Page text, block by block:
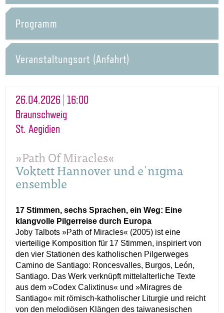
Programm
Veranstaltungsort (Anfahrt)
26.04.2026 | 16:00
Braunschweig
St. Aegidien
»Path Of Miracles«
Voktett Hannover und eˈnɪɡma
ensemble
17 Stimmen, sechs Sprachen, ein Weg: Eine
klangvolle Pilgerreise durch Europa
Joby Talbots »Path of Miracles« (2005) ist eine
vierteilige Komposition für 17 Stimmen, inspiriert von
den vier Stationen des katholischen Pilgerweges
Camino de Santiago: Roncesvalles, Burgos, León,
Santiago. Das Werk verknüpft mittelalterliche Texte
aus dem »Codex Calixtinus« und »Miragres de
Santiago« mit römisch-katholischer Liturgie und reicht
von den melodiösen Klängen des taiwanesischen